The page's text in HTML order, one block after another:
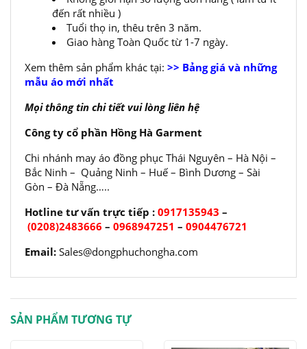
đến rất nhiều )
Tuổi thọ in, thêu trên 3 năm.
Giao hàng Toàn Quốc từ 1-7 ngày.
Xem thêm sản phẩm khác tại: >> Bảng giá và những
mẫu áo mới nhất
Mọi thông tin chi tiết vui lòng liên hệ
Công ty cổ phần Hồng Hà Garment
Chi nhánh may áo đồng phục Thái Nguyên – Hà Nội –
Bắc Ninh – Quảng Ninh – Huế – Bình Dương – Sài
Gòn – Đà Nẵng…..
Hotline tư vấn trực tiếp : 0917135943 –
(0208)2483666 – 0968947251 – 0904476721
Email: Sales@dongphuchongha.com
SẢN PHẨM TƯƠNG TỰ